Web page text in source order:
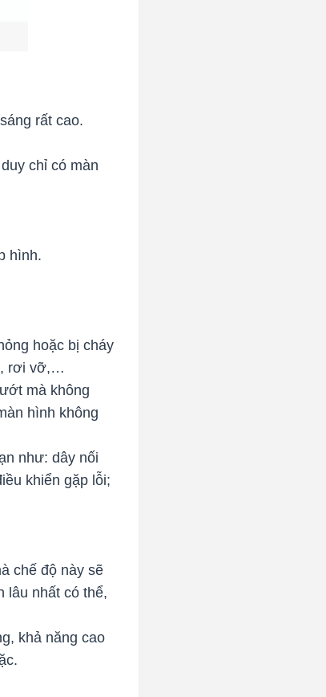
rất cao.
chỉ có màn
hình.
hoặc bị cháy
rơi vỡ,…
mà không
hình không
như: dây nối
khiển gặp lỗi;
chế độ này sẽ
lâu nhất có thể,
khả năng cao